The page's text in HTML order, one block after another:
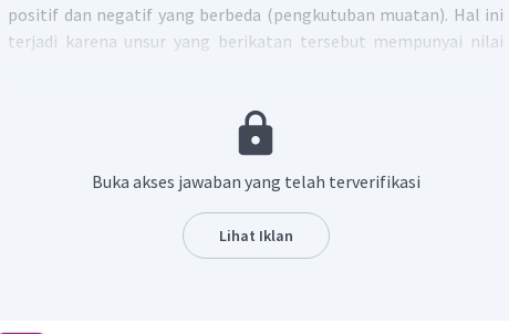
positif dan negatif yang berbeda (pengkutuban muatan). Hal ini
terjadi karena unsur yang berikatan tersebut mempunyai nilai
menandakan adanya dipol sehingga bersifat polar.
: berbentuk V, polar
: tetrahedral, nonpolar
: bipiramida trigonal, non polar
Buka akses jawaban yang telah terverifikasi
Lihat Iklan